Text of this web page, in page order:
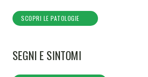
SCOPRI LE PATOLOGIE
SEGNI E SINTOMI